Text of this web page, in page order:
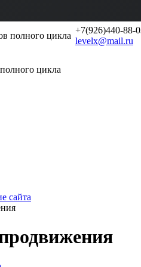
полного цикла
+7(926)440-88-
levelx@mail.ru
цикла
сайта